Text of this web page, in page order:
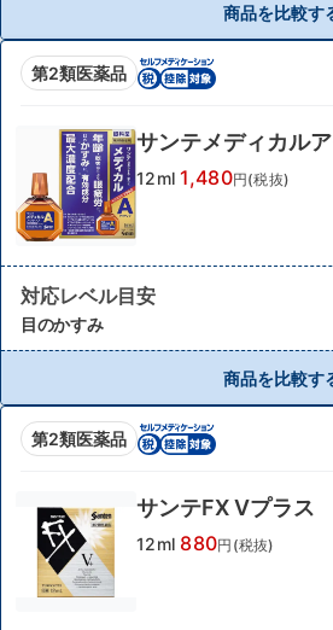
商品を比較す
第2類医薬品
サンテメディカル
12ml 1,480円(税抜)
対応レベル目安
目のかすみ
商品を比較す
第2類医薬品
サンテFX Vプラス
12ml 880円(税抜)